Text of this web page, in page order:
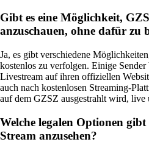
Gibt es eine Möglichkeit,
anzuschauen, ohne dafür zu
Ja, es gibt verschiedene
kostenlos zu verfolgen. Einige Sender
Livestream auf ihren offiziellen
auch nach kostenlosen Streaming-
auf dem GZSZ ausgestrahlt wird, live
Welche legalen Optionen
Stream anzusehen?